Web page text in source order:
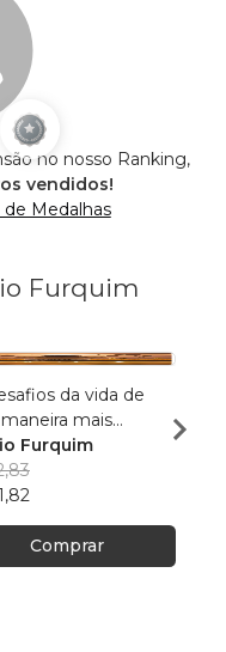
no nosso Ranking,
vendidos!
Medalhas
Furquim
da vida de
mais
.
Furquim
Comprar
um